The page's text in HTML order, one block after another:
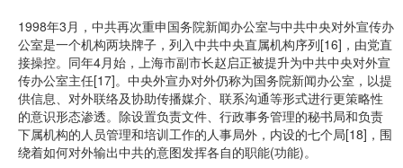
1998年3月，中共再次重申国务院新闻办公室与中共中央对外宣传办
公室是一个机构两块牌子，列入中共中央直属机构序列[16]，由党直
接操控。同年4月始，上海市副市长赵启正被提升为中共中央对外宣
传办公室主任[17]。中央外宣办对外仍称为国务院新闻办公室，以提
供信息、对外联络及协助传播媒介、联系沟通等形式进行更策略性
的意识形态渗透。除设置负责文件、行政事务管理的秘书局和负责
下属机构的人员管理和培训工作的人事局外，内设的七个局[18]，围
绕着如何对外输出中共的意图发挥各自的职能(功能)。